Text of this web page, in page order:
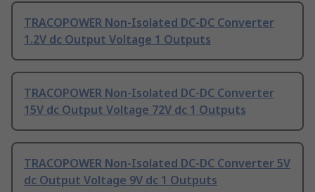
TRACOPOWER Non-Isolated DC-DC Converter
1.2V dc Output Voltage 1 Outputs
TRACOPOWER Non-Isolated DC-DC Converter
15V dc Output Voltage 72V dc 1 Outputs
TRACOPOWER Non-Isolated DC-DC Converter 5V
dc Output Voltage 9V dc 1 Outputs